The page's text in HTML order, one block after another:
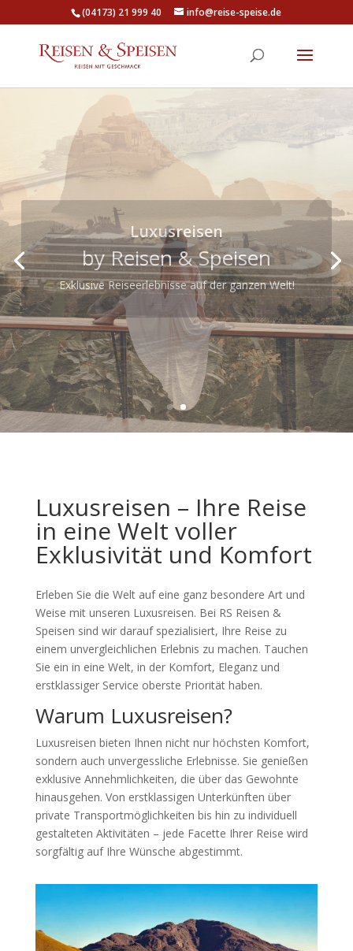
(04173) 21 999 40 info@reise-speise.de
Ritz-Carlton Yacht Collection
Luxuriöse Kreuzfahrten mit
Yacht-Feeling
Diese Kollektion bietet einzigartige,
maßgeschneiderte Yacht-Kreuzfahrten, die die
hohen Standards und den luxuriösen Service der
Ritz-Carlton-Hotels widerspiegeln.
Luxusreisen – Ihre Reise
in eine Welt voller
Exklusivität und Komfort
Erleben Sie die Welt auf eine ganz besondere Art und
Weise mit unseren Luxusreisen. Bei RS Reisen &
Speisen sind wir darauf spezialisiert, Ihre Reise zu
einem unvergleichlichen Erlebnis zu machen. Tauchen
Sie ein in eine Welt, in der Komfort, Eleganz und
erstklassiger Service oberste Priorität haben.
Warum Luxusreisen?
Luxusreisen bieten Ihnen nicht nur höchsten Komfort,
sondern auch unvergessliche Erlebnisse. Sie genießen
exklusive Annehmlichkeiten, die über das Gewohnte
hinausgehen. Von erstklassigen Unterkünften über
private Transportmöglichkeiten bis hin zu individuell
gestalteten Aktivitäten – jede Facette Ihrer Reise wird
sorgfältig auf Ihre Wünsche abgestimmt.